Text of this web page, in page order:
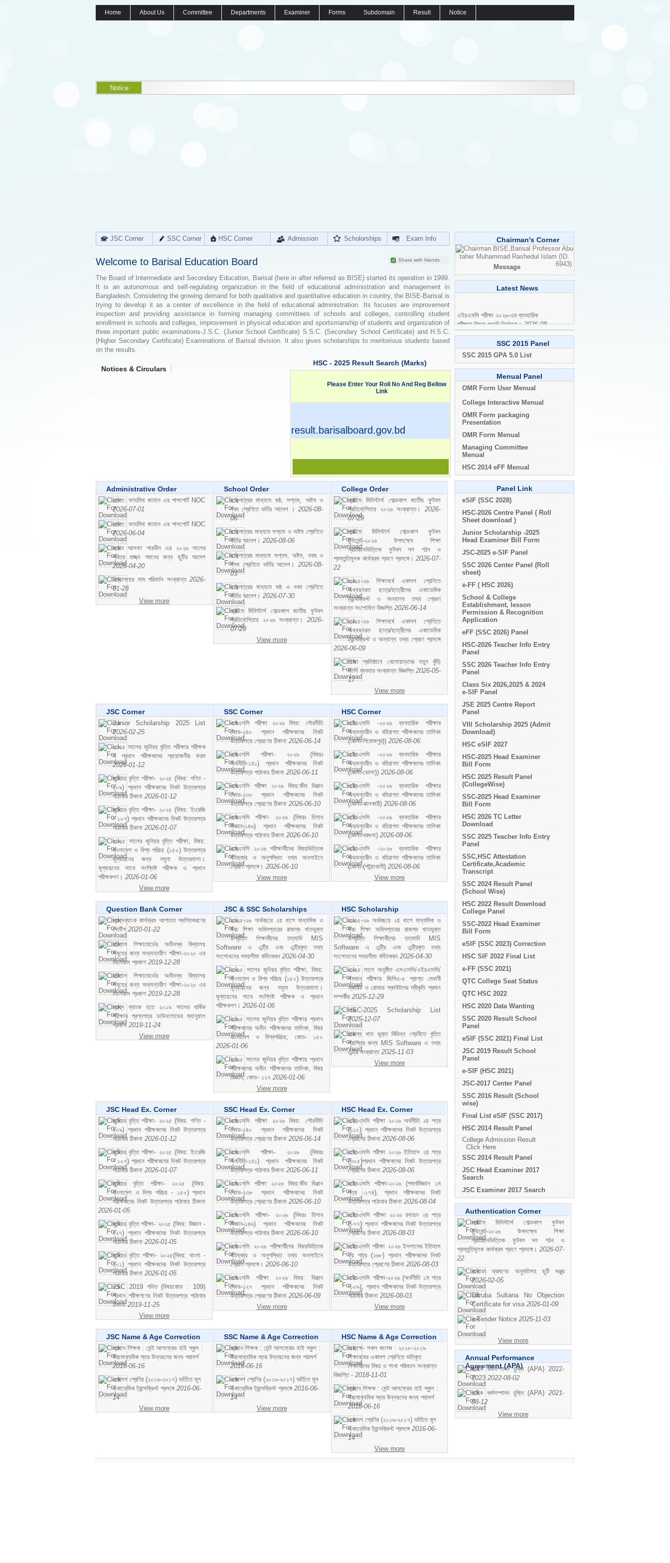
Home About Us Committee Departments Examiner Forms Subdomain Result Notice
Notice
JSC Corner SSC Corner HSC Corner Admission Scholorships Exam Info
Welcome to Barisal Education Board Share with friends
The Board of Intermediate and Secondary Education, Barisal (here in after referred as BISE) started its operation in 1999.
It is an autonomous and self-regulating organization in the field of educational administration and management in
Bangladesh. Considering the growing demand for both qualitative and quantitative education in country, the BISE-Barisal is
trying to develop it as a center of excellence in the field of educational administration. Its focuses are improvement
inspection and providing assistance in forming managing committees of schools and colleges, controlling student
enrollment in schools and colleges, improvement in physical education and sportsmanship of students and organization of
three important public examinations-J.S.C. (Junior School Certificate) S.S.C. (Secondary School Certificate) and H.S.C.
(Higher Secondary Certificate) Examinations of Barisal division. It also gives scholarships to meritorious students based
on the results.
Notices & Circulars
HSC - 2025 Result Search (Marks)
Please Enter Your Roll No And Reg Bellow
Link
result.barisalboard.gov.bd
Administrative Order
মোসা: ফাহমিদা জাহান এর পাসপোর্ট NOC
2026-07-01
মোসা: ফাহমিদা জাহান এর পাসপোর্ট NOC
2026-06-04
জনাব আলফা পারভীন এর ২০২৬ সালের
পবিত্র হজ্জ্ব গমনের জন্য ছুটির আদেশ
2026-04-20
বিদ্যালয়ের নাম পরিবর্তন সংক্রান্ত 2026-
01-28
View more
School Order
ছাড়পত্রের মাধ্যমে ষষ্ঠ, সপ্তম, অষ্টম ও
নবম শ্রেণিতে ভর্তির আদেশ । 2026-08-
06
ছাড়পত্রের মাধ্যমে সপ্তম ও অষ্টম শ্রেণিতে
ভর্তির আদেশ। 2026-08-06
ছাড়পত্রের মাধ্যমে সপ্তম, অষ্টম, নবম ও
দশম শ্রেণিতে ভর্তির আদেশ। 2026-08-
03
ছাড়পত্রের মাধ্যমে ষষ্ঠ ও নবম শ্রেণিতে
ভর্তির আদেশ। 2026-07-30
প্রাইম মিনিস্টার্স গোল্ডকাপ জাতীয় ফুটবল
প্রতিযোগিতায় ২০২৬ সংক্রান্ত। 2026-
07-29
View more
College Order
প্রাইম মিনিস্টার্স গোল্ডকাপ জাতীয় ফুটবল
প্রতিযোগিতায় ২০২৬ সংক্রান্ত। 2026-
07-29
প্রাইম মিনিস্টার্স গোল্ডকাপ ফুটবল
টুর্নামেন্ট-২০২৬ উপলক্ষ্যে শিক্ষা
প্রতিষ্ঠানভিত্তিক ফুটবল দল গঠন ও
প্রস্তুতিমূলক কার্যক্রম গ্রহণ প্রসঙ্গে। 2026-07-
22
২০২৫-২৬ শিক্ষাবর্ষে একাদশ শ্রেণিতে
অধ্যয়নরত ছাত্র/ছাত্রীদের একাডেমিক
ট্রান্সক্রিপ্ট ও অন্যান্য তথ্য প্রেরণ
সংক্রান্ত সংশোধিত বিজ্ঞপ্তি 2026-06-14
২০২৫-২৬ শিক্ষাবর্ষে একাদশ শ্রেণিতে
অধ্যয়নরত ছাত্র/ছাত্রীদের একাডেমিক
ট্রান্সক্রিপ্ট ও অন্যান্য তথ্য প্রেরণ প্রসঙ্গে
2026-06-09
শিক্ষা প্রতিষ্ঠানে খেলোয়াড়দের নতুন কুঁড়ি
জার্সি ব্যবহার সংক্রান্ত বিজ্ঞপ্তি 2026-05-
17
View more
JSC Corner
Junior Scholarship 2025 List
2026-02-25
২০২৫ সালের জুনিয়র বৃত্তি পরীক্ষার পরীক্ষক
ও প্রধান পরীক্ষকদের প্রয়োজনীয় ফরম
2026-01-12
জুনিয়র বৃত্তি পরীক্ষা- ২০২৫ (বিষয়: গণিত -
১০৯) প্রধান পরীক্ষকদের নিকট উত্তরপত্র
পাঠাবার ঠিকানা 2026-01-12
জুনিয়র বৃত্তি পরীক্ষা- ২০২৫ (বিষয়: ইংরেজি
- ১০৭) প্রধান পরীক্ষকদের নিকট উত্তরপত্র
পাঠাবার ঠিকানা 2026-01-07
২০২৫ সালের জুনিয়র বৃত্তি পরীক্ষা, বিষয়:
বাংলাদেশ ও বিশ্ব পরিচয় (১৫০) উত্তরপত্র
মূল্যায়নের জন্য নমুনা উত্তরমালা।
মূল্যায়নের সাথে সংশ্লিষ্ট পরীক্ষক ও প্রধান
পরীক্ষকগণ। 2026-01-06
View more
SSC Corner
এসএসসি পরীক্ষা ২০২৬ বিষয়: পৌরনীতি
কোড-১৪০ প্রধান পরীক্ষকদের নিকট
উত্তরপত্র প্রেরণের ঠিকানা 2026-06-14
এসএসসি পরীক্ষা- ২০২৬ (বিষয়ঃ
অর্থনীতি-১৪১) প্রধান পরীক্ষকদের নিকট
উত্তরপত্র পাঠাবার ঠিকানা 2026-06-11
এসএসসি পরীক্ষা ২০২৬ বিষয়:জীব বিঞ্জান
কোড-১৩৮ প্রধান পরীক্ষকদের নিকট
উত্তরপত্র প্রেরণের ঠিকানা 2026-06-10
এসএসসি পরীক্ষা- ২০২৬ (বিষয়ঃ হিসাব
বিজ্ঞান-১৪৬) প্রধান পরীক্ষকদের নিকট
উত্তরপত্র পাঠাবার ঠিকানা 2026-06-10
এসএসসি ২০২৬ পরীক্ষার্থীদের বিষয়ভিত্তিক
বহিষ্কার ও অনুপস্থিত তথ্য অনলাইনে
প্রেরণ প্রসঙ্গে। 2026-06-10
View more
HSC Corner
এইচএসসি -২০২৬ ব্যবহারিক পরীক্ষার
অভ্যন্তরীন ও বহিরাগত পরীক্ষকদের তালিকা
(জেলা-পিরোজপুর)) 2026-08-06
এইচএসসি -২০২৬ ব্যবহারিক পরীক্ষার
অভ্যন্তরীন ও বহিরাগত পরীক্ষকদের তালিকা
(জেলা-ভোলা)) 2026-08-06
এইচএসসি -২০২৬ ব্যবহারিক পরীক্ষার
অভ্যন্তরীন ও বহিরাগত পরীক্ষকদের তালিকা
(জেলা-ঝালকাঠি) 2026-08-06
এইচএসসি -২০২৬ ব্যবহারিক পরীক্ষার
অভ্যন্তরীন ও বহিরাগত পরীক্ষকদের তালিকা
(জেলা-বরগুনা) 2026-08-06
এইচএসসি -২০২৬ ব্যবহারিক পরীক্ষার
অভ্যন্তরীন ও বহিরাগত পরীক্ষকদের তালিকা
(জেলা-(পটুয়াখালী) 2026-08-06
View more
Question Bank Corner
প্রশ্নব্যাংক কার্যক্রম আপাতত স্থগিতকরণের
নোটিশ 2020-01-22
বরিশাল শিক্ষাবোর্ডের অধীনস্থ বিদ্যালয়
সমূহের জন্য অভ্যন্তরীণ পরীক্ষা-২০২০ এর
সিলেবাস প্রকাশ 2019-12-28
বরিশাল শিক্ষাবোর্ডের অধীনস্থ বিদ্যালয়
সমূহের জন্য অভ্যন্তরীণ পরীক্ষা-২০২০ এর
সিলেবাস প্রকাশ 2019-12-28
প্রশ্ন ব্যাংক হতে ২০১৯ সালের বার্ষিক
পরীক্ষার প্রশ্নপত্র ডাউনলোডের ম্যানুয়াল
প্রকাশ 2019-11-24
View more
JSC & SSC Scholarships
২০২৫-২৬ অর্থবছরে ২য় ধাপে মাধ্যমিক ও
উচ্চ শিক্ষা অধিদপ্তরের রাজস্ব খাতভুক্ত
উপবৃত্তি শিক্ষার্থীদের তত্যাদি MIS
Software এ এন্ট্রি এবং এন্ট্রিকৃত তথ্য
সংশোধনের সময়সীমা বর্ধিতকরন 2026-04-30
২০২৫ সালের জুনিয়র বৃত্তি পরীক্ষা, বিষয়:
বাংলাদেশ ও বিশ্ব পরিচয় (১৫০) উত্তরপত্র
মূল্যায়নের জন্য নমুনা উত্তরমালা।
মূল্যায়নের সাথে সংশ্লিষ্ট পরীক্ষক ও প্রধান
পরীক্ষকগণ। 2026-01-06
২০২৫ সালের জুনিয়র বৃত্তি পরীক্ষায় প্রধান
পরীক্ষকদের অধীন পরীক্ষকদের তালিকা, বিষয়
বাংলাদেশ ও বিশ্বপরিচয়; কোড- ১৫০
2026-01-06
২০২৫ সালের জুনিয়র বৃত্তি পরীক্ষায় প্রধান
পরীক্ষকদের অধীন পরীক্ষকদের তালিকা, বিষয়
বিজ্ঞান; কোড- ১২৭ 2026-01-06
View more
HSC Scholarship
২০২৫-২৬ অর্থবছরে ২য় ধাপে মাধ্যমিক ও
উচ্চ শিক্ষা অধিদপ্তরের রাজস্ব খাতভুক্ত
উপবৃত্তি শিক্ষার্থীদের তত্যাদি MIS
Software এ এন্ট্রি এবং এন্ট্রিকৃত তথ্য
সংশোধনের সময়সীমা বর্ধিতকরন 2026-04-30
২০২৫ সালে অনুষ্ঠিত এসএসসি/এইচএসসি/
সমমান পরীক্ষায় জিপিএ-৫ প্রাপ্ত মেধাবী
স্কাউট ও রোভার স্কাউটদের স্বীকৃতি প্রদান
সম্পর্কীয় 2025-12-29
HSC-2025 Scholarship List
2025-12-07
রাজস্ব খাত ভুক্ত বিভিন্ন শ্রেনীতে বৃত্তি
প্রাপ্তির জন্য MIS Software এ তথ্য
এন্ট্রি সংক্রান্ত 2025-11-03
View more
JSC Head Ex. Corner
জুনিয়র বৃত্তি পরীক্ষা- ২০২৫ (বিষয়: গণিত -
১০৯) প্রধান পরীক্ষকদের নিকট উত্তরপত্র
পাঠাবার ঠিকানা 2026-01-12
জুনিয়র বৃত্তি পরীক্ষা- ২০২৫ (বিষয়: ইংরেজি
- ১০৭) প্রধান পরীক্ষকদের নিকট উত্তরপত্র
পাঠাবার ঠিকানা 2026-01-07
জুনিয়র বৃত্তি পরীক্ষা- ২০২৫ (বিষয়:
বাংলাদেশ ও বিশ্ব পরিচয় - ১৫০) প্রধান
পরীক্ষকদের নিকট উত্তরপত্র পাঠাবার ঠিকানা
2026-01-05
জুনিয়র বৃত্তি পরীক্ষা- ২০২৫ (বিষয়: বিজ্ঞান -
১২৭) প্রধান পরীক্ষকদের নিকট উত্তরপত্র
পাঠাবার ঠিকানা 2026-01-05
জুনিয়র বৃত্তি পরীক্ষা- ২০২৫(বিষয়: বাংলা -
১০১) প্রধান পরীক্ষকদের নিকট উত্তরপত্র
পাঠাবার ঠিকানা 2026-01-05
JSC 2019 গনিত (বিষয়কোড : 109)
প্রধান পরীক্ষগণের নিকট উত্তরপত্র পাঠাবার
ঠিকানা2019-11-25
View more
SSC Head Ex. Corner
এসএসসি পরীক্ষা ২০২৬ বিষয়: পৌরনীতি
কোড-১৪০ প্রধান পরীক্ষকদের নিকট
উত্তরপত্র প্রেরণের ঠিকানা 2026-06-14
এসএসসি পরীক্ষা- ২০২৬ (বিষয়ঃ
অর্থনীতি-১৪১) প্রধান পরীক্ষকদের নিকট
উত্তরপত্র পাঠাবার ঠিকানা 2026-06-11
এসএসসি পরীক্ষা ২০২৬ বিষয়:জীব বিঞ্জান
কোড-১৩৮ প্রধান পরীক্ষকদের নিকট
উত্তরপত্র প্রেরণের ঠিকানা 2026-06-10
এসএসসি পরীক্ষা- ২০২৬ (বিষয়ঃ হিসাব
বিজ্ঞান-১৪৬) প্রধান পরীক্ষকদের নিকট
উত্তরপত্র পাঠাবার ঠিকানা 2026-06-10
এসএসসি ২০২৬ পরীক্ষার্থীদের বিষয়ভিত্তিক
বহিষ্কার ও অনুপস্থিত তথ্য অনলাইনে
প্রেরণ প্রসঙ্গে। 2026-06-10
এসএসসি পরীক্ষা ২০২৬ বিষয়: বিঞ্জান
কোড-১২৭ প্রধান পরীক্ষকদের নিকট
উত্তরপত্র প্রেরণের ঠিকানা 2026-06-09
View more
HSC Head Ex. Corner
এইচএসসি পরীক্ষা ২০২৬ অর্থনীতি ২য় পত্র
(১১০) প্রধান পরীক্ষকদের নিকট উত্তরপত্র
প্রেরণের ঠিকানা 2026-08-06
এইচএসসি পরীক্ষা ২০২৬ ইতিহাস ২য় পত্র
(৩০৫)প্রধান পরীক্ষকদের নিকট উত্তরপত্র
প্রেরণের ঠিকানা 2026-08-06
এইচএসসি পরীক্ষা-২০২৬ (পদার্থবিজ্ঞান ১ম
পত্র -১৭৪), প্রধান পরীক্ষকদের নিকট
উত্তরপত্র পাঠাবার ঠিকানা 2026-08-04
এইচএসসি পরীক্ষা ২০২৬ রসায়ন ২য় পত্র
(১৭৭) প্রধান পরীক্ষকদের নিকট উত্তরপত্র
প্রেরণের ঠিকানা 2026-08-03
এইচএসসি পরীক্ষা ২০২৬ ইসলামের ইতিহাস
২য় পত্র (২৬৮) প্রধান পরীক্ষকদের নিকট
উত্তরপত্র প্রেরণের ঠিকানা 2026-08-03
এইচএসসি পরীক্ষা-২০২৬ (অর্থনীতি ১ম পত্র
-১০৯), প্রধান পরীক্ষকদের নিকট উত্তরপত্র
পাঠাবার ঠিকানা 2026-08-03
View more
JSC Name & Age Correction
প্রধান শিক্ষক : সেন্ট আলফ্রেড হাই স্কুল :
উচ্চমাধ্যমিক স্তর উন্নয়নের জন্য পরামর্শ
2016-06-16
একাদশ শ্রেণির (২০১৬-২০১৭) ভর্তিতে মূল
একাডেমিক ট্রান্সক্রিপ্ট প্রসঙ্গে 2016-06-
14
View more
SSC Name & Age Correction
প্রধান শিক্ষক : সেন্ট আলফ্রেড হাই স্কুল :
উচ্চমাধ্যমিক স্তর উন্নয়নের জন্য পরামর্শ
2016-06-16
একাদশ শ্রেণির (২০১৬-২০১৭) ভর্তিতে মূল
একাডেমিক ট্রান্সক্রিপ্ট প্রসঙ্গে 2016-06-
14
View more
HSC Name & Age Correction
অধ্যক্ষ- সকল কলেজ : ২০১৮-২০১৯
শিক্ষাবষের একাদশ শ্রেণিতে ভতিকৃত
শিক্ষাথীদের বিষয় ও শাখা পরিবতন সংক্রান্ত
বিজ্ঞপ্তি - 2018-11-01
প্রধান শিক্ষক : সেন্ট আলফ্রেড হাই স্কুল :
উচ্চমাধ্যমিক স্তর উন্নয়নের জন্য পরামর্শ
2016-06-16
একাদশ শ্রেণির (২০১৬-২০১৭) ভর্তিতে মূল
একাডেমিক ট্রান্সক্রিপ্ট প্রসঙ্গে 2016-06-
14
View more
Chairman's Corner
Professor Abu
taher Muhammad Rashedul Islam (ID.
6943)
Message
Latest News
পরীক্ষার বিষয়ে জরুরি নির্দেশনা।2026-08-
04
SSC 2015 Panel
SSC 2015 GPA 5.0 List
Menual Panel
OMR Form User Menual
College Interactive Menual
OMR Form packaging
Presentation
OMR Form Menual
Managing Committee
Menual
HSC 2014 eFF Menual
Panel Link
eSIF (SSC 2028)
HSC-2026 Centre Panel ( Roll
Sheet download )
Junior Scholarship -2025
Head Examiner Bill Form
JSC-2025 e-SIF Panel
SSC 2026 Center Panel (Roll
sheet)
e-FF ( HSC 2026)
School & College
Establishment, lesson
Permission & Recognition
Application
eFF (SSC 2026) Panel
HSC-2026 Teacher Info Entry
Panel
SSC 2026 Teacher Info Entry
Panel
Class Six 2026,2025 & 2024
e-SIF Panel
JSE 2025 Centre Report
Panel
VIII Scholarship 2025 (Admit
Download)
HSC eSIF 2027
HSC-2025 Head Examiner
Bill Form
HSC 2025 Result Panel
(CollegeWise)
SSC-2025 Head Examiner
Bill Form
HSC 2026 TC Letter
Download
SSC 2025 Teacher Info Entry
Panel
SSC,HSC Attestation
Certificate,Academic
Transcript
SSC 2024 Result Panel
(School Wise)
HSC 2022 Result Download
College Panel
SSC-2022 Head Examiner
Bill Form
eSIF (SSC 2023) Correction
HSC SIF 2022 Final List
e-FF (SSC 2021)
QTC College Seat Status
QTC HSC 2022
HSC 2020 Data Wanting
SSC 2020 Result School
Panel
eSIF (SSC 2021) Final List
JSC 2019 Result School
Panel
e-SIF (HSC 2021)
JSC-2017 Center Panel
SSC 2016 Result (School
wise)
Final List eSIF (SSC 2017)
HSC 2014 Result Panel
College Admission Result
Click Here
SSC 2014 Result Panel
JSC Head Examiner 2017
Search
JSC Examiner 2017 Search
Authentication Corner
প্রাইম মিনিস্টার্স গোল্ডকাপ ফুটবল
টুর্নামেন্ট-২০২৬ উপলক্ষ্যে শিক্ষা
প্রতিষ্ঠানভিত্তিক ফুটবল দল গঠন ও
প্রস্তুতিমূলক কার্যক্রম গ্রহণ প্রসঙ্গে। 2026-07-
22
কানাডা ভ্রমণের অনুমতিসহ ছুটি মঞ্জুর
2026-02-05
Dilruba Sultana No Objection
Certificate for visa 2026-01-09
e-Tender Notice 2025-11-03
View more
Annual Performance
Agreement (APA)
বাষিক কর্মসম্পাদন চুক্তি (APA) 2022-
2023 2022-08-02
বাষিক কর্মসম্পাদন চুক্তি (APA) 2021-
08-12
View more